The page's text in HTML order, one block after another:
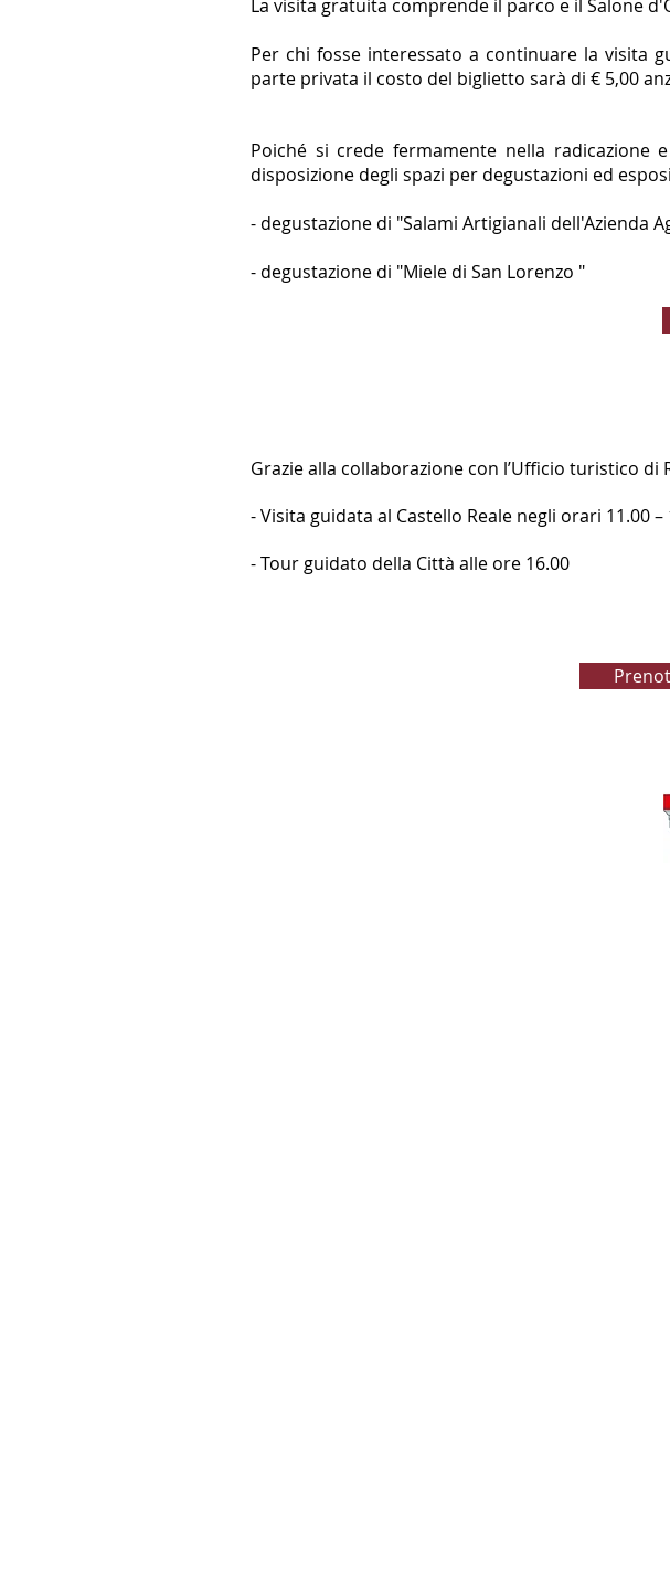
La visita gratuita comprende il parco e il Salone
Per chi fosse interessato a continuare la visita
parte privata il costo del biglietto sarà di € 5,00
Poiché si crede fermamente nella
disposizione degli spazi per degustazioni ed
- degustazione di "Salami Artigianali dell'Azienda
- degustazione di "Miele di San Lorenzo "
Grazie alla collaborazione con l’Ufficio turistico
- Visita guidata al Castello Reale negli orari 11.00 –
- Tour guidato della Città alle ore 16.00